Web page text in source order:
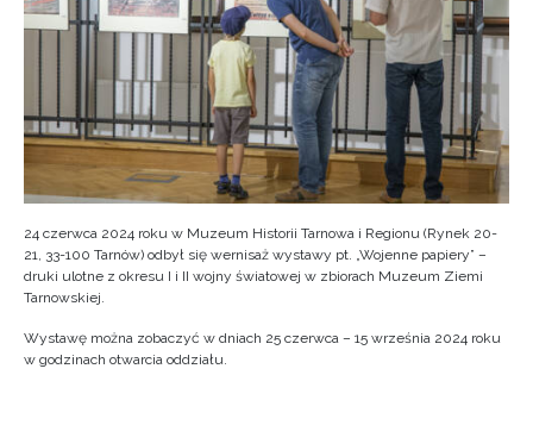
24 czerwca 2024 roku w Muzeum Historii Tarnowa i Regionu (Rynek 20-
21, 33-100 Tarnów) odbył się wernisaż wystawy pt. „Wojenne papiery” –
druki ulotne z okresu I i II wojny światowej w zbiorach Muzeum Ziemi
Tarnowskiej.
Wystawę można zobaczyć w dniach 25 czerwca – 15 września 2024 roku
w godzinach otwarcia oddziału.